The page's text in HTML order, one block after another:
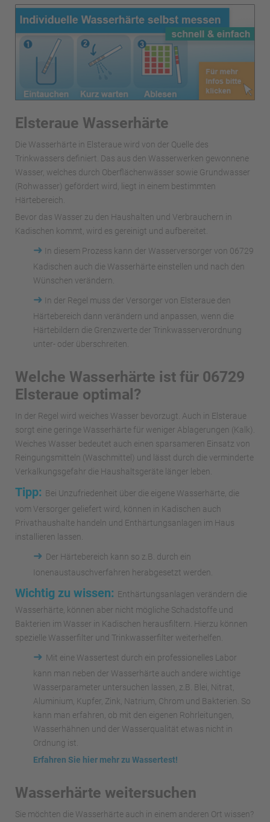
Elsteraue Wasserhärte
Die Wasserhärte in Elsteraue wird von der Quelle des
Trinkwassers definiert. Das aus den Wasserwerken gewonnene
Wasser, welches durch Oberflächenwässer sowie Grundwasser
(Rohwasser) gefördert wird, liegt in einem bestimmten
Härtebereich.
Bevor das Wasser zu den Haushalten und Verbrauchern in
Kadischen kommt, wird es gereinigt und aufbereitet.
➜
In diesem Prozess kann der Wasserversorger von 06729
Kadischen auch die Wasserhärte einstellen und nach den
Wünschen verändern.
➜
In der Regel muss der Versorger von Elsteraue den
Härtebereich dann verändern und anpassen, wenn die
Härtebildern die Grenzwerte der Trinkwasserverordnung
unter- oder überschreiten.
Welche Wasserhärte ist für 06729
Elsteraue optimal?
In der Regel wird weiches Wasser bevorzugt. Auch in Elsteraue
sorgt eine geringe Wasserhärte für weniger Ablagerungen (Kalk).
Weiches Wasser bedeutet auch einen sparsameren Einsatz von
Reingungsmitteln (Waschmittel) und lässt durch die verminderte
Verkalkungsgefahr die Haushaltsgeräte länger leben.
Tipp: Bei Unzufriedenheit über die eigene Wasserhärte, die
vom Versorger geliefert wird, können in Kadischen auch
Privathaushalte handeln und Enthärtungsanlagen im Haus
installieren lassen.
➜ Der Härtebereich kann so z.B. durch ein
Ionenaustauschverfahren herabgesetzt werden.
Wichtig zu wissen: Enthärtungsanlagen verändern die
Wasserhärte, können aber nicht mögliche Schadstoffe und
Bakterien im Wasser in Kadischen herausfiltern. Hierzu können
spezielle Wasserfilter und Trinkwasserfilter weiterhelfen.
➜ Mit eine Wassertest durch ein professionelles Labor
kann man neben der Wasserhärte auch andere wichtige
Wasserparameter untersuchen lassen, z.B. Blei, Nitrat,
Aluminium, Kupfer, Zink, Natrium, Chrom und Bakterien. So
kann man erfahren, ob mit den eigenen Rohrleitungen,
Wasserhähnen und der Wasserqualität etwas nicht in
Ordnung ist.
Erfahren Sie hier mehr zu Wassertest!
Wasserhärte weitersuchen
Sie möchten die Wasserhärte auch in einem anderen Ort wissen?